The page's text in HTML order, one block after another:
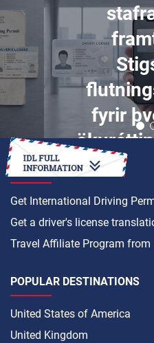
fyrir
HOW TO
Get International Driving
Get a driver's license
Travel Affiliate Program from
POPULAR DESTINATIONS
United States of America
United Kingdom